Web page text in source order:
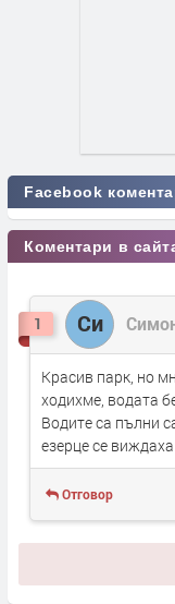
Facebook
Коментари в
1 Си
Красив парк, но
ходихме, водата
Водите са пълни
езерце се
Отговор